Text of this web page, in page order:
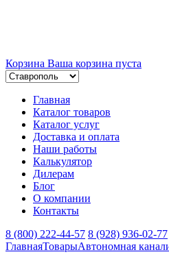
Корзина Ваша корзина пуста
Главная
Каталог товаров
Каталог услуг
Доставка и оплата
Наши работы
Калькулятор
Дилерам
Блог
О компании
Контакты
8 (800) 222-44-57 8 (928) 936-02-77
ГлавнаяТоварыАвтономная